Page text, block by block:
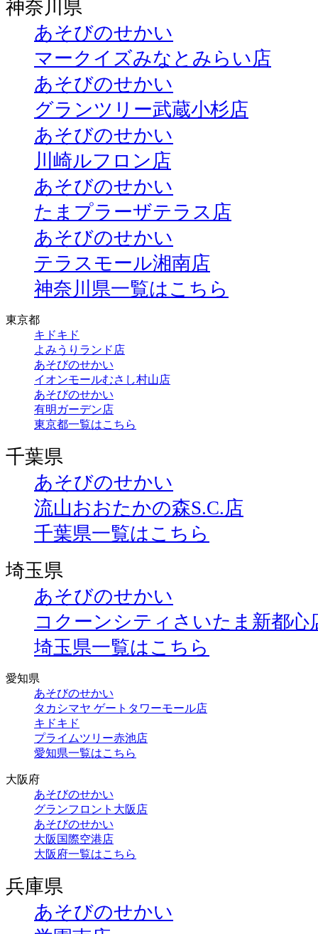
神奈川県
あそびのせかい
マークイズみなとみらい店
あそびのせかい
グランツリー武蔵小杉店
あそびのせかい
川崎ルフロン店
あそびのせかい
たまプラーザテラス店
あそびのせかい
テラスモール湘南店
神奈川県一覧はこちら
東京都
キドキド
よみうりランド店
あそびのせかい
イオンモールむさし村山店
あそびのせかい
有明ガーデン店
東京都一覧はこちら
千葉県
あそびのせかい
流山おおたかの森S.C.店
千葉県一覧はこちら
埼玉県
あそびのせかい
コクーンシティさいたま新都心
埼玉県一覧はこちら
愛知県
あそびのせかい
タカシマヤ ゲートタワーモール店
キドキド
プライムツリー赤池店
愛知県一覧はこちら
大阪府
あそびのせかい
グランフロント大阪店
あそびのせかい
大阪国際空港店
大阪府一覧はこちら
兵庫県
あそびのせかい